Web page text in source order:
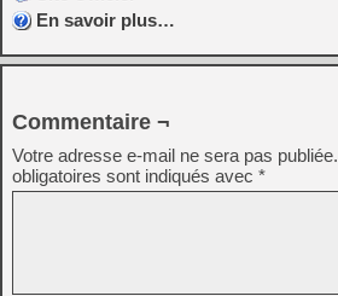
En savoir plus…
Commentaire ¬
Votre adresse e-mail ne sera pas publiée.
obligatoires sont indiqués avec *